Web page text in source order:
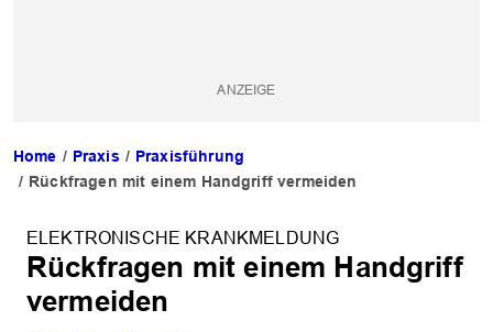
Home Praxis
Praxisführung
Rückfragen mit einem Handgriff vermeiden
ELEKTRONISCHE KRANKMELDUNG
Rückfragen mit einem Handgriff
vermeiden